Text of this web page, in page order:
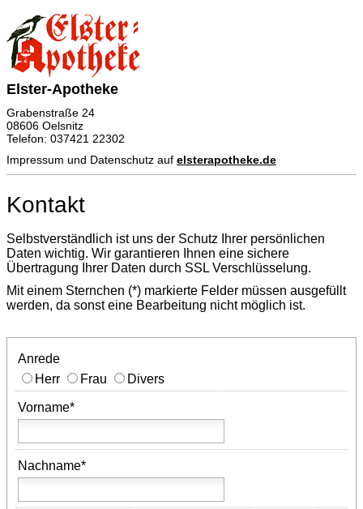
Elster-Apotheke
Grabenstraße 24
08606 Oelsnitz
Telefon: 037421 22302
Impressum und Datenschutz auf elsterapotheke.de
Kontakt
Selbstverständlich ist uns der Schutz Ihrer persönlichen
Daten wichtig. Wir garantieren Ihnen eine sichere
Übertragung Ihrer Daten durch SSL Verschlüsselung.
Mit einem Sternchen (*) markierte Felder müssen ausgefüllt
werden, da sonst eine Bearbeitung nicht möglich ist.
Anrede
Herr
Frau Divers
Vorname*
Nachname*